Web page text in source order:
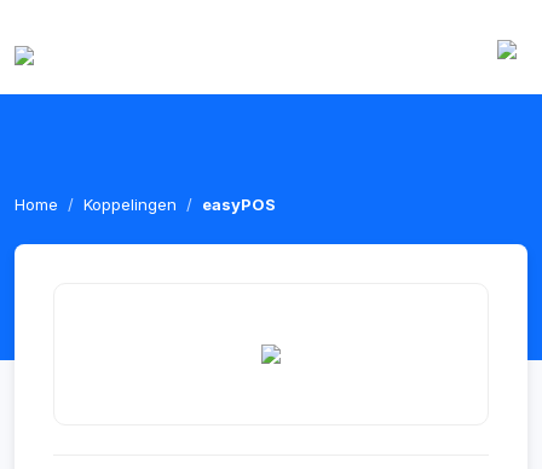
Home Koppelingen easyPOS